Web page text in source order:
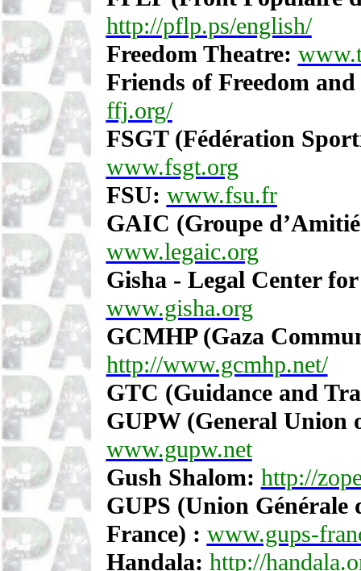
http://pflp.ps/english/
Freedom Theatre:
Friends of Freedom
ffj.org/
FSGT (Fédération
www.fsgt.org
FSU: www.fsu.fr
GAIC (Groupe
www.legaic.org
Gisha - Legal Center
www.gisha.org
GCMHP (Gaza
http://www.gcmhp.net/
GTC (Guidance and
GUPW (General Union
www.gupw.net
Gush Shalom: http://
GUPS (Union Générale
France) : www.gups-
Handala: http://